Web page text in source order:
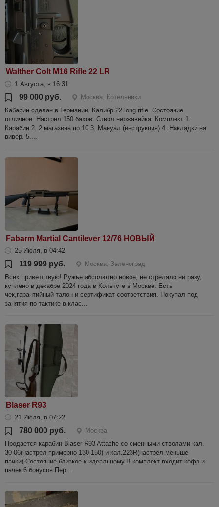
Walther Colt M16 Rifle 22 LR
1 Августа, в 16:31
99 000 руб.
Москва, Котельники
Кабарин сделан в Германии. Калибр 22 long rifle. Состояние
отличное. Настрел 150 бахов. Ствол нержавейка. Комплект 1.
Карабин 2. 2 магазина по 10 3. Мануал (инструкция) 4. Накладки на
вивер. 5....
Fabarm Martial Cantilever 12/76 НОВЫЙ
25 Июля, в 04:42
119 999 руб.
Москва, Зеленоград
Всех приветствую! Ружье абсолютно новое, не стреляло ни разу,
куплено в декабре 2024 года в Кольчуге в Москве. Есть
чек,гарантийный талон и сертификат соответствия. Покупал под
занятия по тактике в клас...
Blaser R93
21 Июля, в 07:22
780 000 руб.
Москва
Продается карабин Blaser R93 Attache со сменными стволами кал.
30-06(настрел примерно 130-150) и кал.223R(настрел меньше
пачки).Состояние близкое к идеальному.В комплект входит кофр и
пачек 6 бонусов.Пер...